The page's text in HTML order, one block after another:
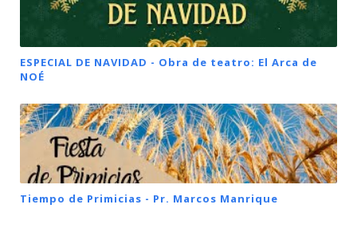
ESPECIAL DE NAVIDAD - Obra de teatro: El Arca de
NOÉ
Tiempo de Primicias - Pr. Marcos Manrique